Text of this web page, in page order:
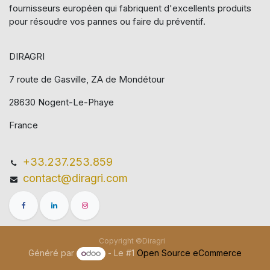
fournisseurs européen qui​ fabriquent d'excellents produits
pour résoudre vos pannes ou faire du préventif.
DIRAGRI
7 route de Gasville, ZA de Mondétour
28630 Nogent-Le-Phaye
France
+33.237.253.859
contact@diragri.com
Copyright ©Diragri
Généré par - Le #1Open Source eCommerce